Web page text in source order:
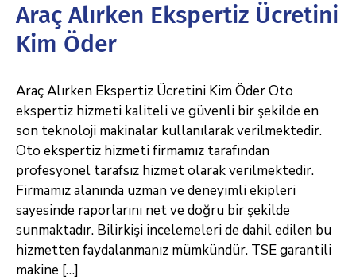
Araç Alırken Ekspertiz Ücretini
Kim Öder
Araç Alırken Ekspertiz Ücretini Kim Öder Oto
ekspertiz hizmeti kaliteli ve güvenli bir şekilde en
son teknoloji makinalar kullanılarak verilmektedir.
Oto ekspertiz hizmeti firmamız tarafından
profesyonel tarafsız hizmet olarak verilmektedir.
Firmamız alanında uzman ve deneyimli ekipleri
sayesinde raporlarını net ve doğru bir şekilde
sunmaktadır. Bilirkişi incelemeleri de dahil edilen bu
hizmetten faydalanmanız mümkündür. TSE garantili
makine […]